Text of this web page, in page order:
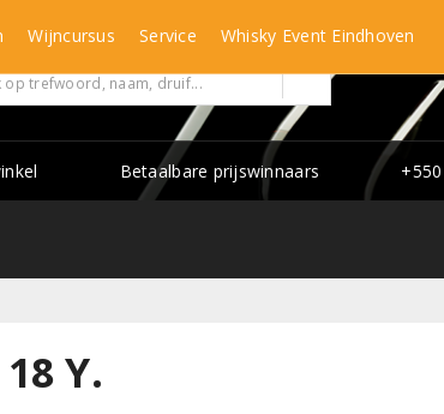
Betaalbare prijswinnaars
Wijncursus Service Whisky Event Eindhoven
Y.